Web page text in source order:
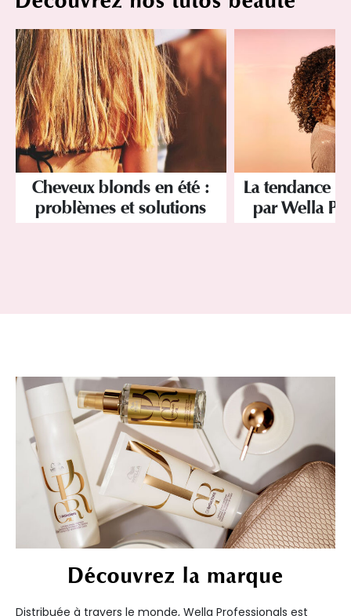
Cheveux blonds en été :
problèmes et solutions
La tendance
par Wella
Découvrez la marque
Distribuée à travers le monde, Wella Professionals est